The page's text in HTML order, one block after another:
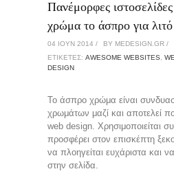
Πανέμορφες
χρώμα το άσπρο για
04 ΙΟΎΝ 2014 / BY MEDESIGN.GR /
ΕΤΙΚΈΤΕΣ: AWESOME WEBSITES
DESIGN
Το άσπρο χρώμα είναι
χρωμάτων μαζί και αποτελεί
web design. Χρησιμοποιείται
προσφέρει στον επισκέπτη
να πλοηγείται ευχάριστα και
στην σελίδα.